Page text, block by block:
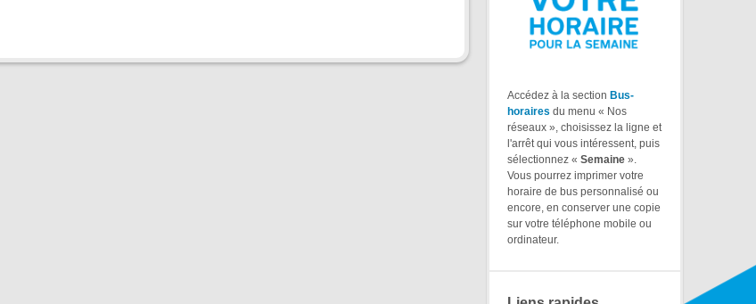
Accédez à la section Bus-
horaires du menu « Nos
réseaux », choisissez la ligne et
l'arrêt qui vous intéressent, puis
sélectionnez « Semaine ».
Vous pourrez imprimer votre
horaire de bus personnalisé ou
encore, en conserver une copie
sur votre téléphone mobile ou
ordinateur.